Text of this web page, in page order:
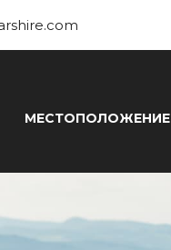
МЕСТОПОЛОЖЕНИЕ